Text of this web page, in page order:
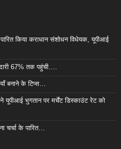
किया कराधान संशोधन विधेयक, यूपीआई
67% तक पहुंची….
बनाने के टिप्स…
ने यूपीआई भुगतान पर मर्चेंट डिस्काउंट रेट को
चर्चा के पारित…